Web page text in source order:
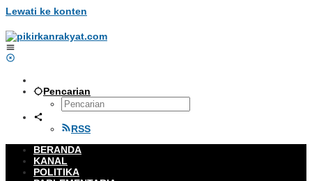
Lewati ke konten
Pencarian
RSS
BERANDA
KANAL
POLITIKA